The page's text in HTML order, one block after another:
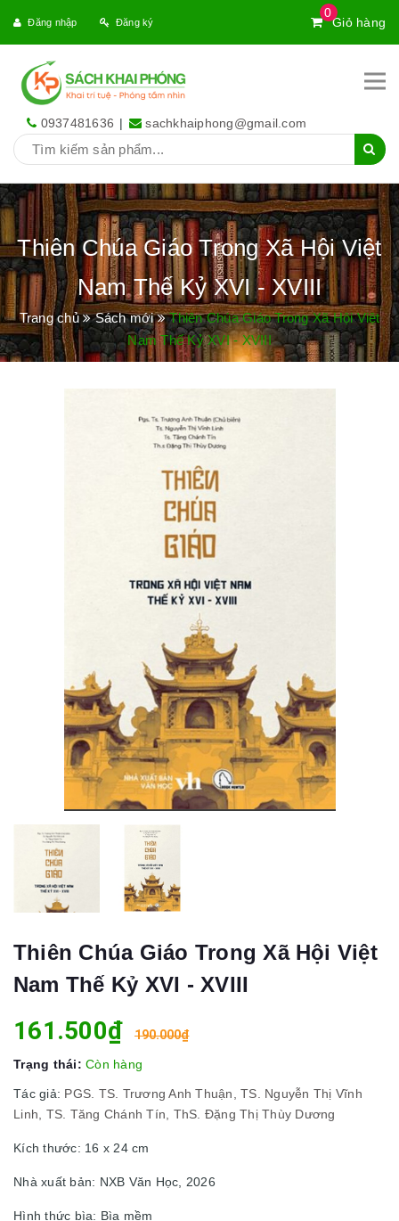
0
Giỏ hàng
Đăng nhập Đăng ký
0937481636 | sachkhaiphong@gmail.com
Thiên Chúa Giáo Trong Xã Hội Việt
Nam Thế Kỷ XVI - XVIII
Trang chủ Sách mới
Thiên Chúa Giáo Trong Xã Hội Việt
Nam Thế Kỷ XVI - XVIII
Thiên Chúa Giáo Trong Xã Hội Việt
Nam Thế Kỷ XVI - XVIII
161.500₫ 190.000₫
Trạng thái: Còn hàng
Tác giả: PGS. TS. Trương Anh Thuận, TS. Nguyễn Thị Vĩnh
Linh, TS. Tăng Chánh Tín, ThS. Đặng Thị Thùy Dương
Kích thước: 16 x 24 cm
Nhà xuất bản: NXB Văn Học, 2026
Hình thức bìa: Bìa mềm